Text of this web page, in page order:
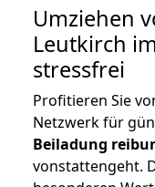
Umziehen
Leutkirch
stressfrei
Profitieren Sie
Netzwerk für
Beiladung
vonstattengeht.